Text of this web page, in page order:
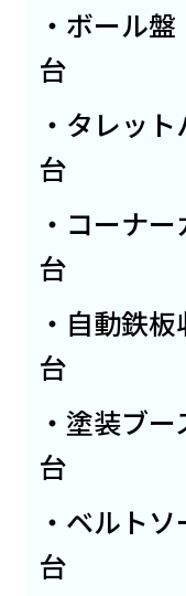
・ボール
台
・タレッ
台
・コーナ
台
・自動鉄
台
・塗装ブ
台
・ベルト
台